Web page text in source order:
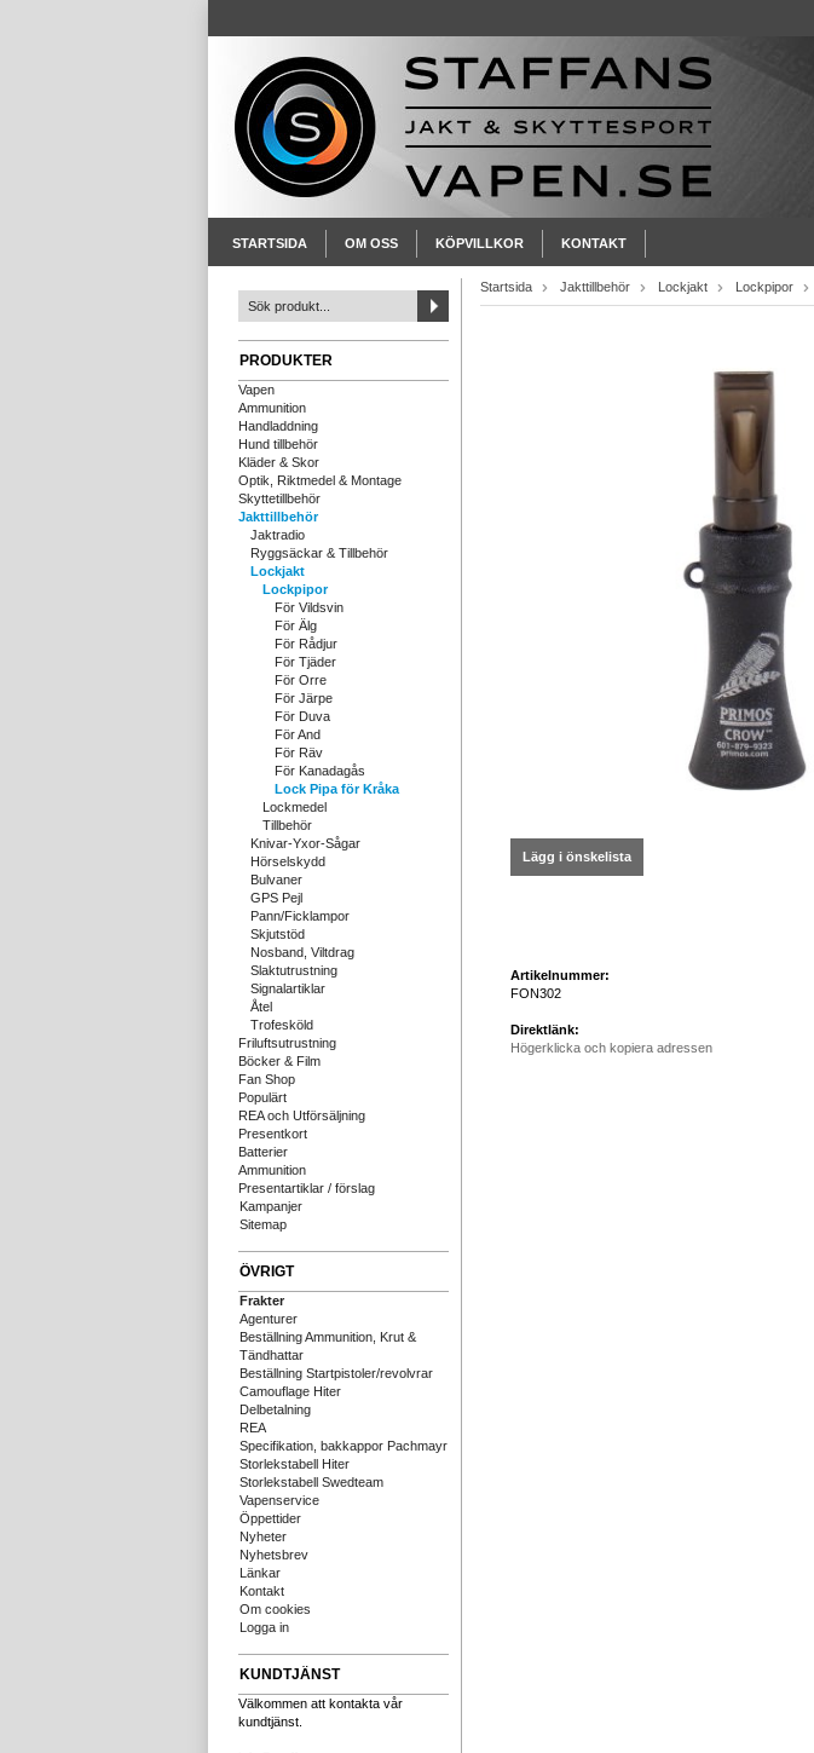
STARTSIDA OM OSS KÖPVILLKOR KONTAKT
PRODUKTER
Vapen
Ammunition
Handladdning
Hund tillbehör
Kläder & Skor
Optik, Riktmedel & Montage
Skyttetillbehör
Jakttillbehör
Jaktradio
Ryggsäckar & Tillbehör
Lockjakt
Lockpipor
För Vildsvin
För Älg
För Rådjur
För Tjäder
För Orre
För Järpe
För Duva
För And
För Räv
För Kanadagås
Lock Pipa för Kråka
Lockmedel
Tillbehör
Knivar-Yxor-Sågar
Hörselskydd
Bulvaner
GPS Pejl
Pann/Ficklampor
Skjutstöd
Nosband, Viltdrag
Slaktutrustning
Signalartiklar
Åtel
Trofesköld
Friluftsutrustning
Böcker & Film
Fan Shop
Populärt
REA och Utförsäljning
Presentkort
Batterier
Ammunition
Presentartiklar / förslag
Kampanjer
Sitemap
ÖVRIGT
Frakter
Agenturer
Beställning Ammunition, Krut &
Tändhattar
Beställning Startpistoler/revolvrar
Camouflage Hiter
Delbetalning
REA
Specifikation, bakkappor Pachmayr
Storlekstabell Hiter
Storlekstabell Swedteam
Vapenservice
Öppettider
Nyheter
Nyhetsbrev
Länkar
Kontakt
Om cookies
Logga in
KUNDTJÄNST
Välkommen att kontakta vår
kundtjänst.
Startsida Jakttillbehör Lockjakt Lockpipor
Lägg i önskelista
Artikelnummer:
FON302
Direktlänk:
Högerklicka och kopiera adressen